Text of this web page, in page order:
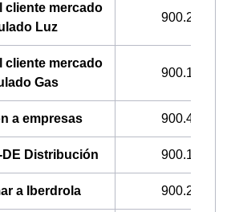
cliente mercado
Luz
900.200.708
cliente mercado
Gas
900.100.309
a empresas 900.400.408
DE Distribución 900.171.171
a Iberdrola 900.225.235